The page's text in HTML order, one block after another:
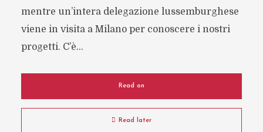
mentre un’intera delegazione lussemburghese
viene in visita a Milano per conoscere i nostri
progetti. C’è...
Read on
Read later